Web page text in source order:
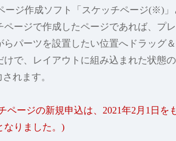
ージ作成ソフト「スケッチページ(※)」
ページで作成したページであれば、プ
らパーツを設置したい位置へドラッグ
けで、レイアウトに組み込まれた状態の
れます。
ページの新規申込は、2021年2月1日を
なりました。)